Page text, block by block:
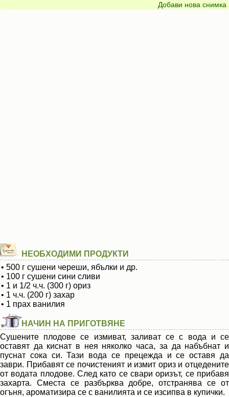
Добави нова снимка
НЕОБХОДИМИ ПРОДУКТИ
• 500 г сушени череши, ябълки и др.
• 100 г сушени сини сливи
• 1 и 1/2 ч.ч. (300 г) ориз
• 1 ч.ч. (200 г) захар
• 1 прах ванилия
НАЧИН НА ПРИГОТВЯНЕ
Сушените плодове се измиват, заливат се с вода и се
оставят да киснат в нея няколко часа, за да набъбнат и
пуснат сока си. Тази вода се прецежда и се оставя да
заври. Прибавят се почистеният и измит ориз и отцедените
от водата плодове. След като се свари оризът, се прибавя
захарта. Сместа се разбърква добре, отстранява се от
огъня, ароматизира се с ванилията и се изсипва в купички.